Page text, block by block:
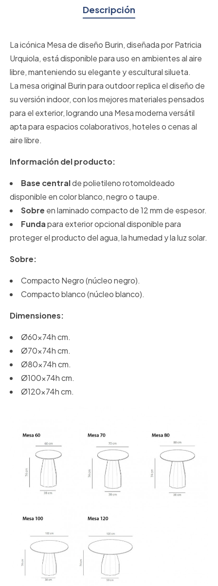
Descripción
La icónica Mesa de diseño Burin, diseñada por Patricia
Urquiola, está disponible para uso en ambientes al aire
libre, manteniendo su elegante y escultural silueta.
La mesa original Burin para outdoor replica el diseño de
su versión indoor, con los mejores materiales pensados
para el exterior, logrando una Mesa moderna versátil
apta para espacios colaborativos, hoteles o cenas al
aire libre.
Información del producto:
Base centralde polietileno rotomoldeado
disponible en color blanco, negro o taupe.
Sobre en laminado compacto de 12 mm de espesor.
Fundapara exterior opcional disponible para
proteger el producto del agua, la humedad y la luz solar.
Sobre:
Compacto Negro (núcleo negro).
Compacto blanco (núcleo blanco).
Dimensiones:
Ø60x74h cm.
Ø70x74h cm.
Ø80x74h cm.
Ø100x74h cm.
Ø120x74h cm.